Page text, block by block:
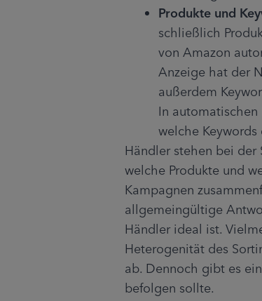
Produkte und
schließlich
von Amazon
Anzeige hat der
außerdem
In
welche
Händler stehen bei
welche Produkte und
Kampagnen
allgemeingültige
Händler ideal ist.
Heterogenität des
ab. Dennoch gibt es
befolgen sollte.